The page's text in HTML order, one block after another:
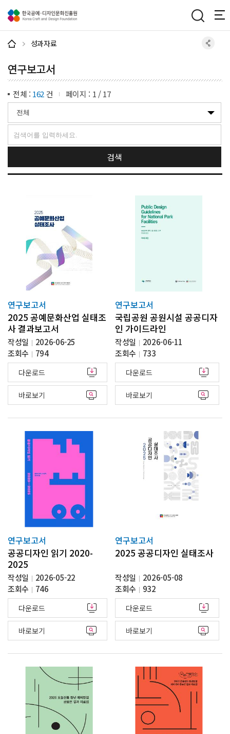
성과자료
연구보고서
전체 : 162건 페이지 : 1 /17
검색
연구보고서
2025 공예문화산업 실태조
사 결과보고서
작성일
2026-06-25
조회수
794
다운로드
바로보기
연구보고서
국립공원 공원시설 공공디자
인 가이드라인
작성일
2026-06-11
조회수
733
다운로드
바로보기
연구보고서
공공디자인 읽기 2020-
2025
작성일
2026-05-22
조회수
746
다운로드
바로보기
연구보고서
2025 공공디자인 실태조사
작성일
2026-05-08
조회수
932
다운로드
바로보기